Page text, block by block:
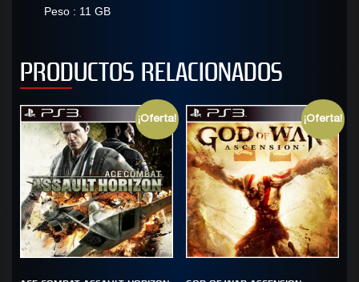
Peso : 11 GB
PRODUCTOS RELACIONADOS
¡Oferta! ¡Oferta!